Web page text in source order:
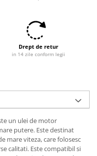
Drept de retur
in 14 zile conform legii
un ulei de motor
putere. Este destinat
mare viteza, care folosesc
calitati. Este compatibil si